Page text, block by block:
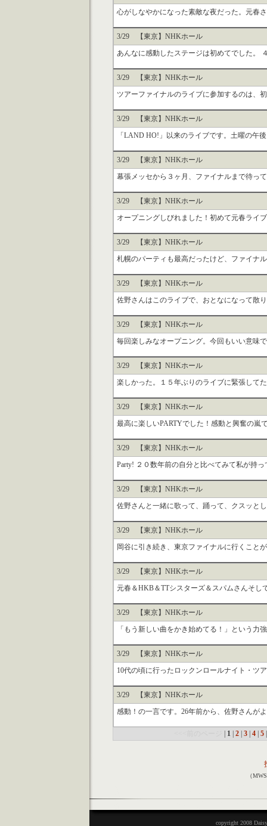
心がしなやかになった素敵な夜だった。元春
3/29 【東京】NHKホール
あんなに感動したステージは初めてでした。
3/29 【東京】NHKホール
ツアーファイナルのライブに参加するのは、
3/29 【東京】NHKホール
「LAND HO!」以来のライブです。土曜の午
3/29 【東京】NHKホール
幕張メッセから３ヶ月、ファイナルまで待っ
3/29 【東京】NHKホール
オープニングしびれました！初めて元春ライ
3/29 【東京】NHKホール
札幌のパーティも最高だったけど、ファイナ
3/29 【東京】NHKホール
佐野さんはこのライブで、おとなになって散
3/29 【東京】NHKホール
毎回楽しみなオープニング。今回もいい意味
3/29 【東京】NHKホール
楽しかった。１５年ぶりのライブに緊張して
3/29 【東京】NHKホール
最高に楽しいPARTYでした！感動と興奮の嵐
3/29 【東京】NHKホール
Party! ２０数年前の自分と比べてみて私が持
3/29 【東京】NHKホール
佐野さんと一緒に歌って、踊って、クスッと
3/29 【東京】NHKホール
岡谷に引き続き、東京ファイナルに行くこと
3/29 【東京】NHKホール
元春＆HKB＆TTシスターズ＆スパムさんそし
3/29 【東京】NHKホール
「もう新しい曲をかき始めてる！」という力
3/29 【東京】NHKホール
10代の頃に行ったロックンロールナイト・ツ
3/29 【東京】NHKホール
感動！の一言です。26年前から、佐野さんが
| 1 | 2 | 3 | 4 | 5
（
copyright 2008